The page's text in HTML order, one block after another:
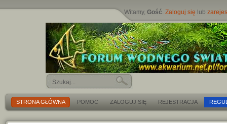
Witamy,Gość.Zaloguj się lub
STRONA GŁÓWNA POMOC ZALOGUJ SIĘ REJESTRACJA